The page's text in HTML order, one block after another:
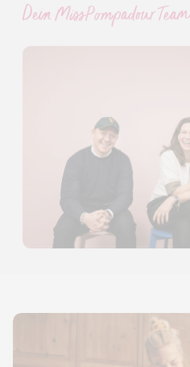
Dein MissPompadour Team